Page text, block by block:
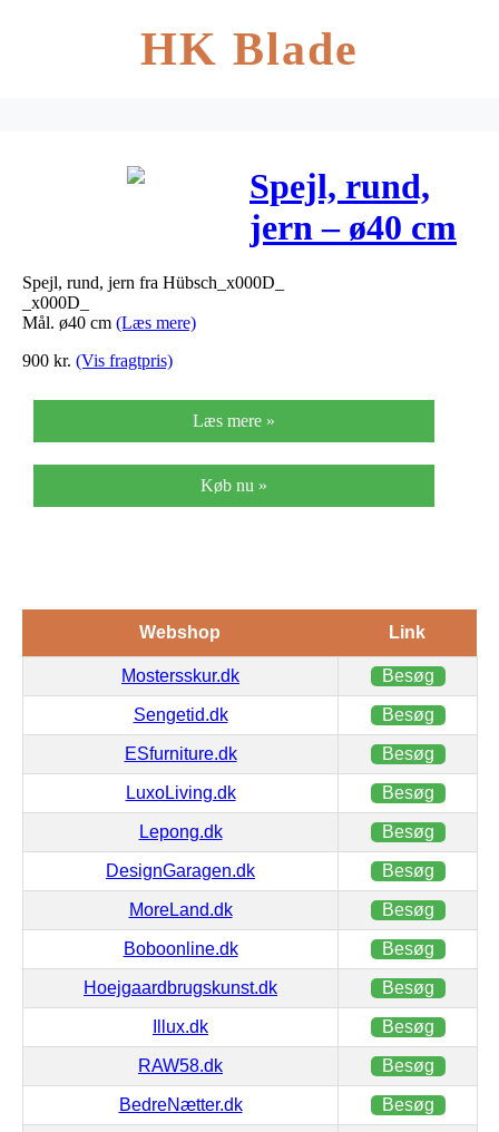
HK Blade
Spejl, rund,
jern – ø40 cm
Spejl, rund, jern fra Hübsch_x000D_
_x000D_
Mål. ø40 cm (Læs mere)
900 kr. (Vis fragtpris)
Læs mere »
Køb nu »
Webshop Link
Mostersskur.dk Besøg
Sengetid.dk Besøg
ESfurniture.dk Besøg
LuxoLiving.dk Besøg
Lepong.dk Besøg
DesignGaragen.dk Besøg
MoreLand.dk Besøg
Boboonline.dk Besøg
Hoejgaardbrugskunst.dk Besøg
Illux.dk Besøg
RAW58.dk Besøg
BedreNætter.dk Besøg